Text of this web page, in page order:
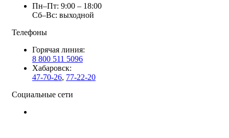
Пн–Пт: 9:00 – 18:00
Сб–Вс: выходной
Телефоны
Горячая линия:
8 800 511 5096
Хабаровск:
47-70-26, 77-22-20
Социальные сети